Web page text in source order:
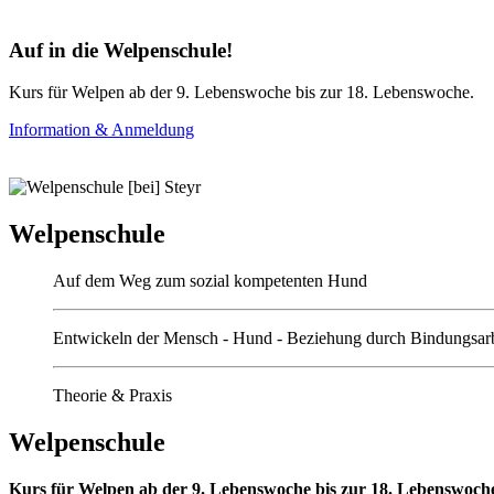
Auf in die Welpenschule!
Kurs für Welpen ab der 9. Lebenswoche bis zur 18. Lebenswoche.
Information & Anmeldung
Welpenschule
Auf dem Weg zum sozial kompetenten Hund
Entwickeln der Mensch - Hund - Beziehung durch
Theorie & Praxis
Welpenschule
Kurs für Welpen ab der 9. Lebenswoche bis zur 18.